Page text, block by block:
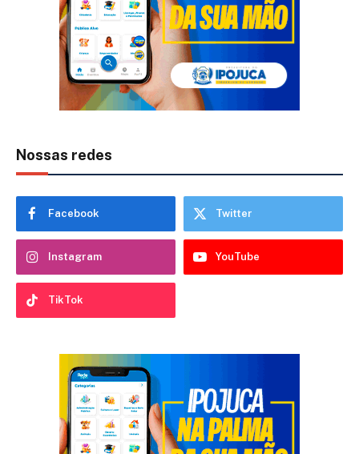
Nossas redes
Facebook Twitter
Instagram YouTube
TikTok